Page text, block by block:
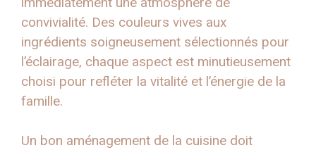
convivialité. Des couleurs vives aux
ingrédients soigneusement sélectionnés pour
l’éclairage, chaque aspect est minutieusement
choisi pour refléter la vitalité et l’énergie de la
famille.
Un bon aménagement de la cuisine doit